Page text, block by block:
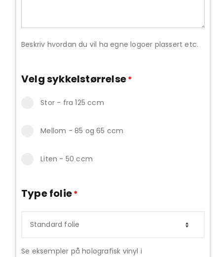
Beskriv hvordan du vil ha egne logoer plassert etc.
Velg sykkelstørrelse*
Stor - fra 125 ccm
Mellom - 85 og 65 ccm
Liten - 50 ccm
Type folie*
Se eksempler på holografisk vinyl i